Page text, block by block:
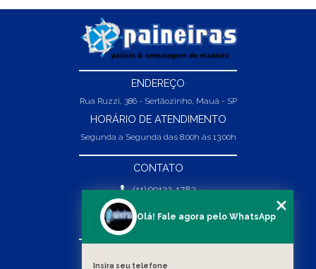
ENDEREÇO
Rua Ruzzi, 386 - Sertãozinho, Mauá - SP
HORÁRIO DE ATENDIMENTO
Segunda a Segunda das 8:00h às 13:00h
CONTATO
(11) 99132-1783
(11) 99132-1783
vendas@abpaineiras.com.br
Olá! Fale agora pelo WhatsApp
Insira seu telefone